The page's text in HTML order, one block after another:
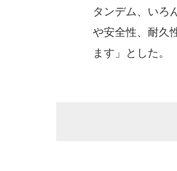
タンデム、いろ
や安全性、耐久
ます」とした。